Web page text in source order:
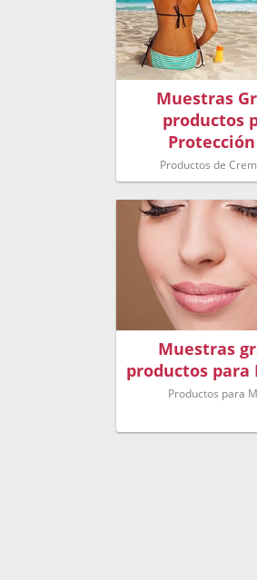
Muestras
productos
Productos de
Muestras
productos
Productos para